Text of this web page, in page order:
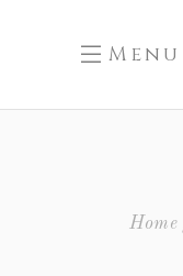
Menu
Home